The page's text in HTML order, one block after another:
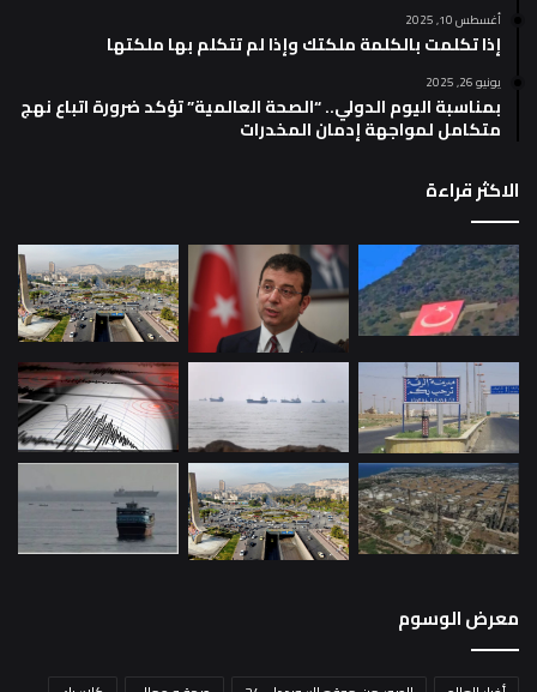
أغسطس 10, 2025
إذا تكلمت بالكلمة ملكتك وإذا لم تتكلم بها ملكتها
يونيو 26, 2025
بمناسبة اليوم الدولي.. “الصحة العالمية” تؤكد ضرورة اتباع نهج
متكامل لمواجهة إدمان المخدرات
الاكثر قراءة
معرض الوسوم